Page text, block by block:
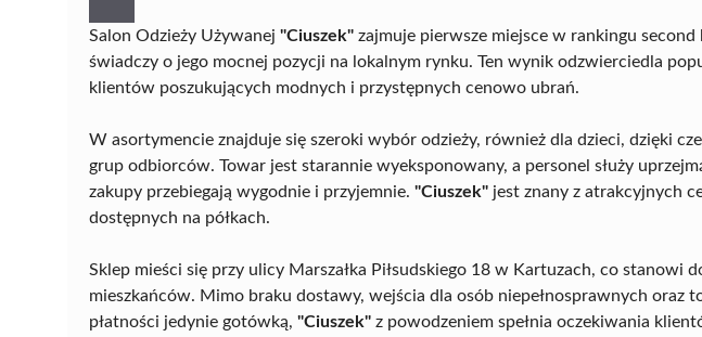
Salon Odzieży Używanej "Ciuszek" zajmuje pierwsze miejsce w rankingu
świadczy o jego mocnej pozycji na lokalnym rynku. Ten wynik odzwierciedla
klientów poszukujących modnych i przystępnych cenowo ubrań.
W asortymencie znajduje się szeroki wybór odzieży, również dla dzieci, dzięki
grup odbiorców. Towar jest starannie wyeksponowany, a personel służy
zakupy przebiegają wygodnie i przyjemnie. "Ciuszek" jest znany z atrakcyjnych
dostępnych na półkach.
Sklep mieści się przy ulicy Marszałka Piłsudskiego 18 w Kartuzach, co stanowi
mieszkańców. Mimo braku dostawy, wejścia dla osób niepełnosprawnych oraz
płatności jedynie gotówką, "Ciuszek" z powodzeniem spełnia oczekiwania